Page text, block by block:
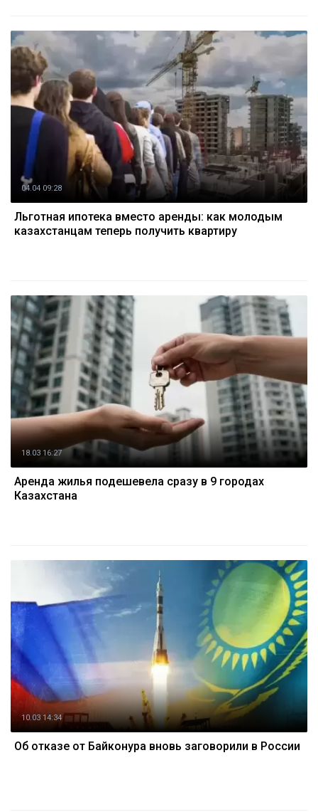
04.04 09:28
Льготная ипотека вместо аренды: как молодым
казахстанцам теперь получить квартиру
18.03 16:27
Аренда жилья подешевела сразу в 9 городах
Казахстана
10.03 14:34
Об отказе от Байконура вновь заговорили в России